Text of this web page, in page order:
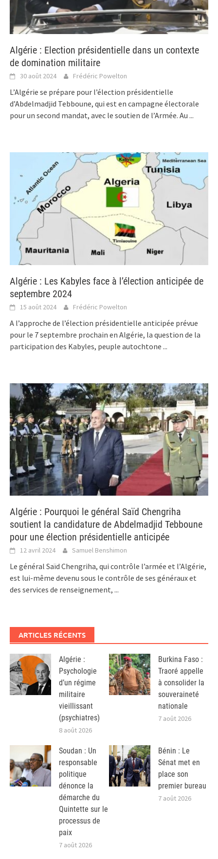
Algérie : Election présidentielle dans un contexte
de domination militaire
30 août 2024 Frédéric Powelton
L’Algérie se prépare pour l’élection présidentielle
d’Abdelmadjid Tebboune, qui est en campagne électorale
pour un second mandat, avec le soutien de l’Armée. Au ...
Algérie : Les Kabyles face à l’élection anticipée de
septembre 2024
15 août 2024 Frédéric Powelton
A l’approche de l’élection présidentielle anticipée prévue
pour le 7 septembre prochain en Algérie, la question de la
participation des Kabyles, peuple autochtone ...
Algérie : Pourquoi le général Saïd Chengriha
soutient la candidature de Abdelmadjid Tebboune
pour une élection présidentielle anticipée
12 avril 2024 Samuel Benshimon
Le général Saïd Chengriha, qui contrôle l’armée et l’Algérie,
est lui-même devenu sous le contrôle de ses généraux et
des services de renseignement, ...
ARTICLES RÉCENTS
Algérie :
Psychologie
d’un régime
militaire
vieillissant
(psychiatres)
8 août 2026
Burkina Faso :
Traoré appelle
à consolider la
souveraineté
nationale
7 août 2026
Soudan : Un
responsable
politique
dénonce la
démarche du
Quintette sur le
processus de
paix
7 août 2026
Bénin : Le
Sénat met en
place son
premier bureau
7 août 2026